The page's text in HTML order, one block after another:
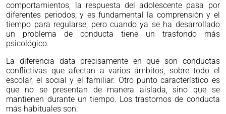
comportamientos, la respuesta del adolescente pasa por
diferentes periodos, y es fundamental la comprensión y el
tiempo para regularse, pero cuando ya se ha desarrollado
un problema de conducta tiene un trasfondo más
psicológico.
La diferencia data precisamente en que son conductas
conflictivas que afectan a varios ámbitos, sobre todo el
escolar, el social y el familiar. Otro punto característico es
que no se presentan de manera aislada, sino que se
mantienen durante un tiempo. Los trastornos de conducta
más habituales son: